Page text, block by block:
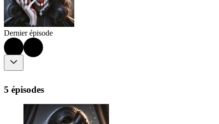
Dernier épisode
5 épisodes